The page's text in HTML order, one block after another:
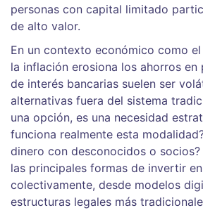
personas con capital limitado
de alto valor.
En un contexto económico como
la inflación erosiona los ahorros en
de interés bancarias suelen ser
alternativas fuera del sistema
una opción, es una necesidad
funciona realmente esta
dinero con desconocidos o
las principales formas de invertir
colectivamente, desde modelos
estructuras legales más